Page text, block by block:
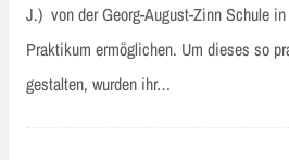
J.) von der Georg-August-Zinn Schule
Praktikum ermöglichen. Um dieses so
gestalten, wurden ihr…